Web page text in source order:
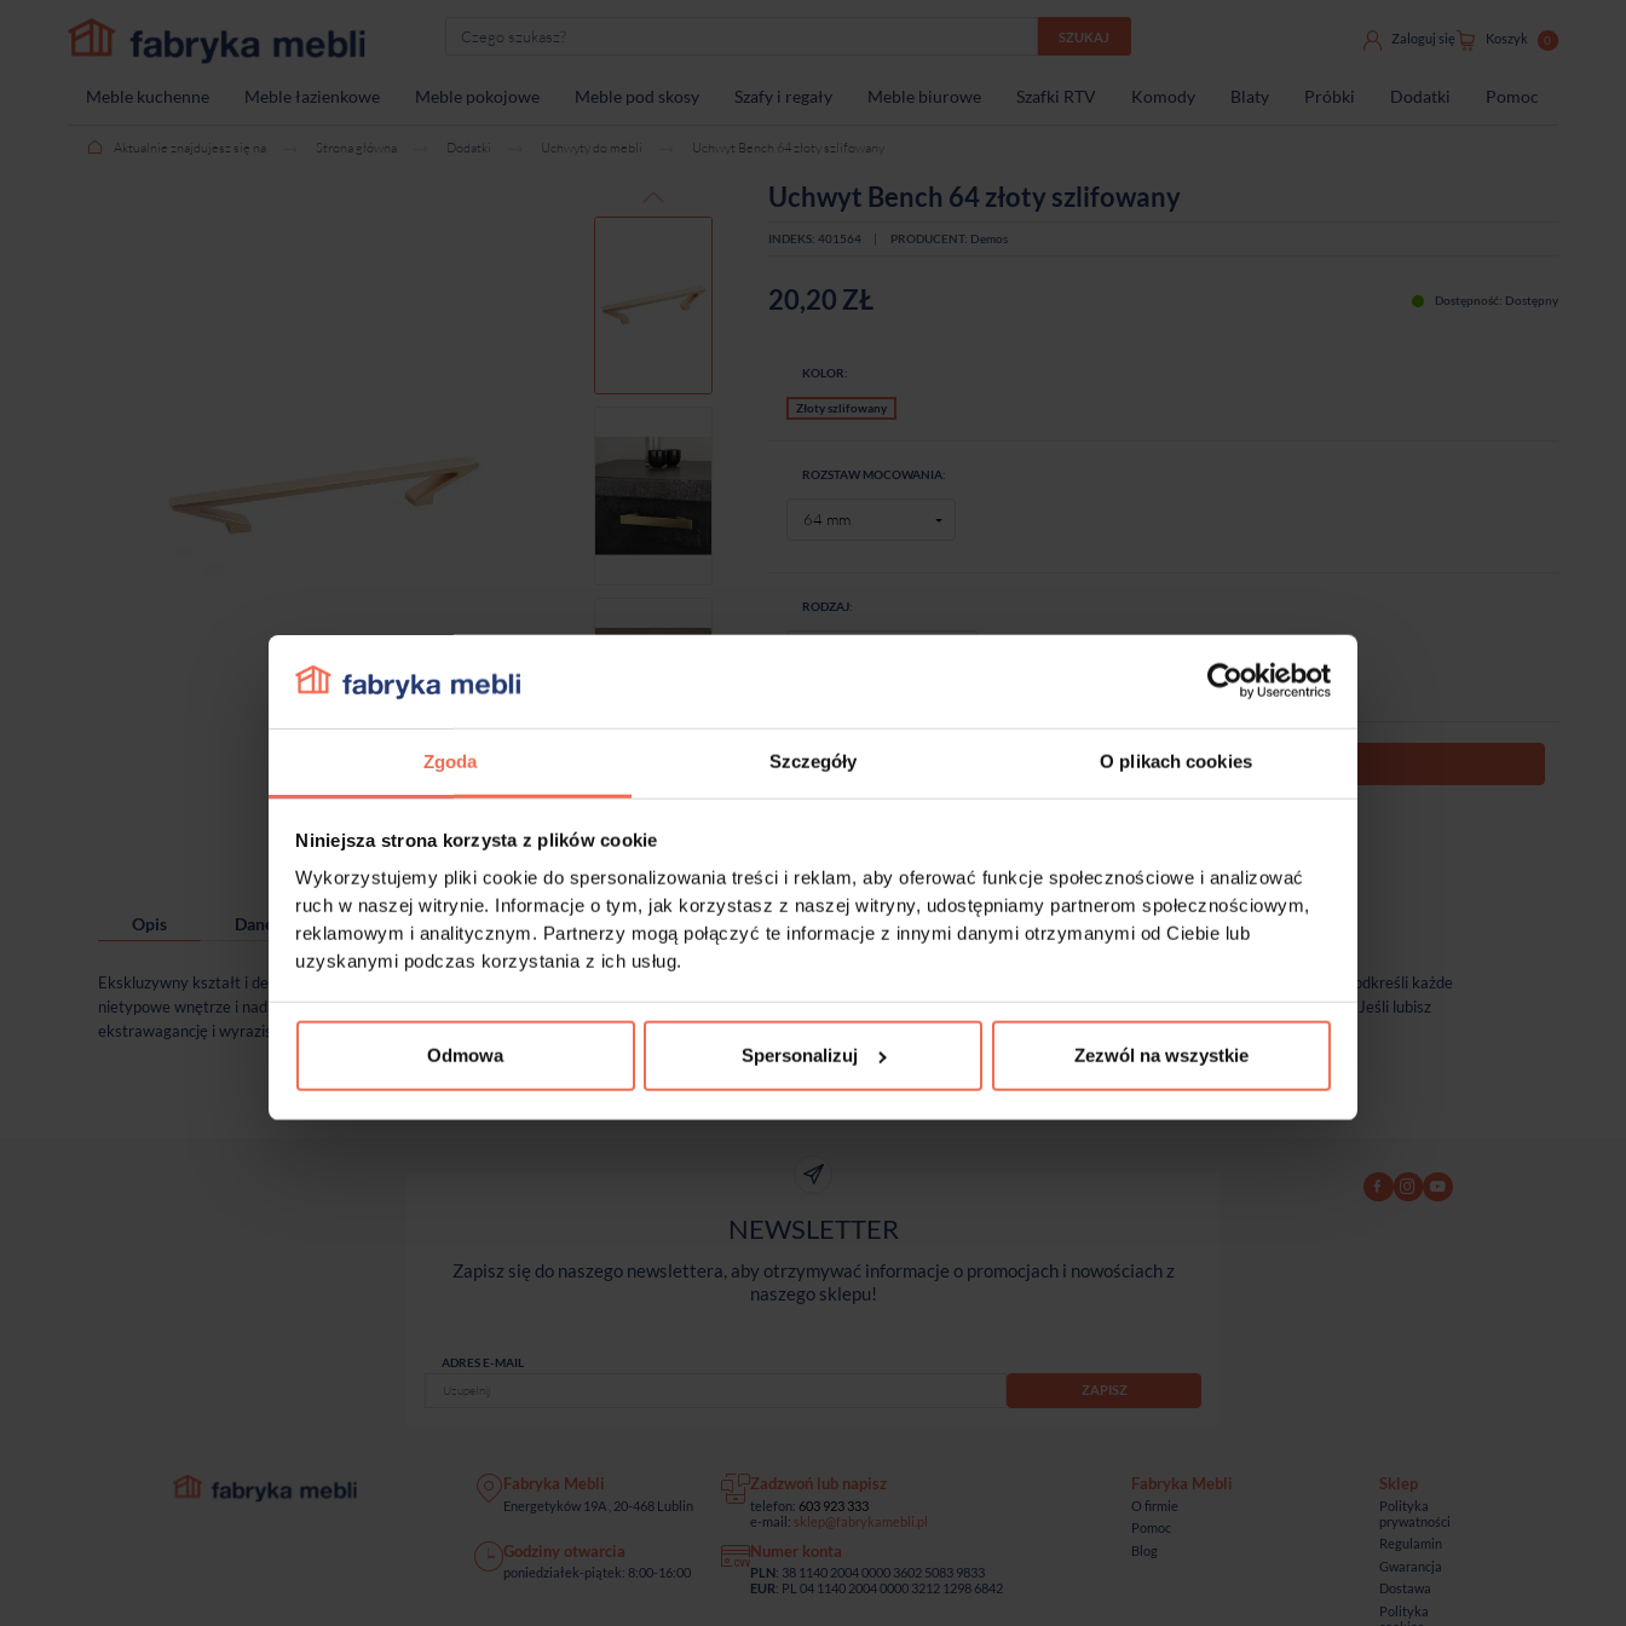
Zgoda Szczegóły O plikach cookies
Niniejsza strona korzysta z plików cookie
Wykorzystujemy pliki cookie do spersonalizowania treści i reklam, aby oferować funkcje społecznościowe i analizować
ruch w naszej witrynie. Informacje o tym, jak korzystasz z naszej witryny, udostępniamy partnerom społecznościowym,
reklamowym i analitycznym. Partnerzy mogą połączyć te informacje z innymi danymi otrzymanymi od Ciebie lub
uzyskanymi podczas korzystania z ich usług.
Odmowa Spersonalizuj Zezwól na wszystkie
SZUKAJ Zaloguj się Koszyk 0
Meble kuchenne Meble łazienkowe Meble pokojowe Meble pod skosy Szafy i regały Meble biurowe Szafki RTV Komody Blaty Próbki Dodatki Pomoc
Aktualnie znajdujesz się na Strona główna Dodatki Uchwyty do mebli Uchwyt Bench 64 złoty szlifowany
Uchwyt Bench 64 złoty szlifowany
INDEKS: 401564 PRODUCENT: Demos
Dostępność: Dostępny
20,20 ZŁ
KOLOR:
Złoty szlifowany
ROZSTAW MOCOWANIA:
RODZAJ:
- DODAJ DO KOSZYKA
Opis Dane techniczne
Ekskluzywny kształt i design uchwytu meblowego Bench zafascynuje prawie każdego. Oferujemy ją w trzech aktualnie bardzo modnych kolorach. W złotym matowym kolorze, który podkreśli każde
nietypowe wnętrze i nada mu efektowny wygląd. W kolorze antracytowo-czarnym, których nie trzeba bać się łączyć z wieloma dekorami uni, ale także z wyrazistymi wzorami drewna. Jeśli lubisz
ekstrawagancję i wyraziste elementy we wnętrzu to uchwyt Ławka z pewnością będzie świetnym wyborem do Twojego salonu, sypialni, pracowni, hotelu czy salonu.
NEWSLETTER
Zapisz się do naszego newslettera, aby otrzymywać informacje o promocjach i nowościach z
naszego sklepu!
ADRES E-MAIL
Fabryka Mebli
Energetyków 19A , 20-468 Lublin
Zadzwoń lub napisz
telefon: 603 923 333
e-mail: sklep@fabrykamebli.pl
Godziny otwarcia
poniedziałek-piątek: 8:00-16:00
Numer konta
PLN: 38 1140 2004 0000 3602 5083 9833
EUR: PL 04 1140 2004 0000 3212 1298 6842
Fabryka Mebli
O firmie
Pomoc
Blog
Sklep
Polityka
prywatności
Regulamin
Gwarancja
Dostawa
Polityka